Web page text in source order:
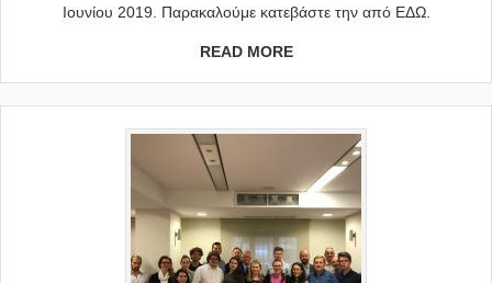
Ιουνίου 2019. Παρακαλούμε κατεβάστε την από ΕΔΩ.
READ MORE